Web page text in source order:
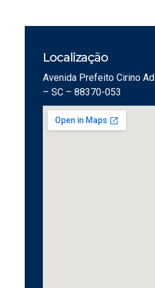
Localização
Avenida Prefeito Cirino
– SC – 88370-053